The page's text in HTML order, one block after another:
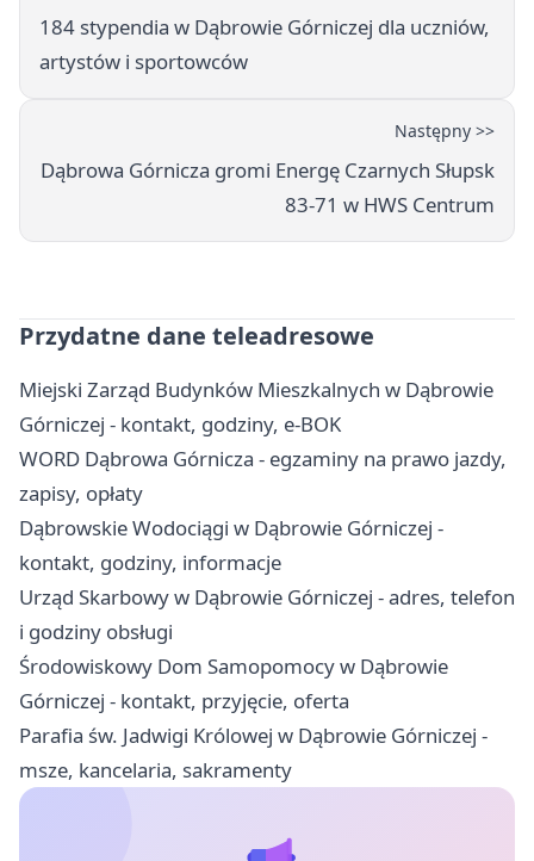
184 stypendia w Dąbrowie Górniczej dla uczniów,
artystów i sportowców
Następny >>
Dąbrowa Górnicza gromi Energę Czarnych Słupsk
83-71 w HWS Centrum
Przydatne dane teleadresowe
Miejski Zarząd Budynków Mieszkalnych w Dąbrowie
Górniczej - kontakt, godziny, e-BOK
WORD Dąbrowa Górnicza - egzaminy na prawo jazdy,
zapisy, opłaty
Dąbrowskie Wodociągi w Dąbrowie Górniczej -
kontakt, godziny, informacje
Urząd Skarbowy w Dąbrowie Górniczej - adres, telefon
i godziny obsługi
Środowiskowy Dom Samopomocy w Dąbrowie
Górniczej - kontakt, przyjęcie, oferta
Parafia św. Jadwigi Królowej w Dąbrowie Górniczej -
msze, kancelaria, sakramenty